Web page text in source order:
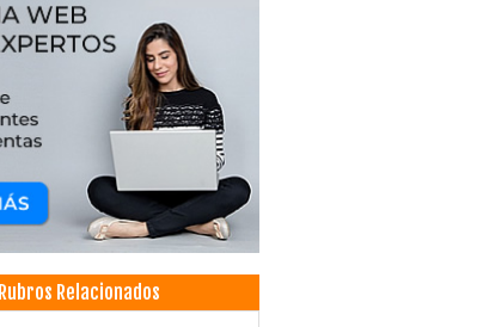
Rubros Relacionados